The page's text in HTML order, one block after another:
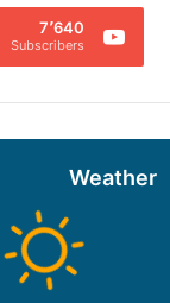
7٬640
Subscribers
Weather